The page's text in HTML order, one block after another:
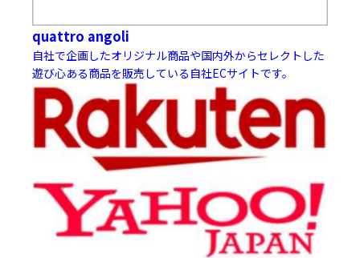
quattro angoli
自社で企画したオリジナル商品や国内外からセレクトした
遊び心ある商品を販売している自社ECサイトです。